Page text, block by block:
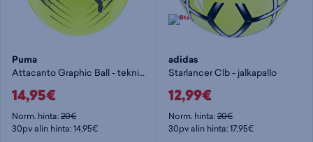
Puma
Attacanto Graphic Ball - tekniikkapallo
14,95€
Norm. hinta:20€
30pv alin hinta: 14,95€
adidas
Starlancer Clb - jalkapallo
12,99€
Norm. hinta:20€
30pv alin hinta: 17,95€